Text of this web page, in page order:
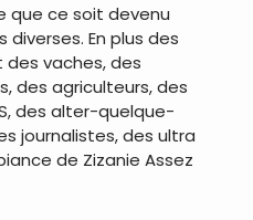
que ce soit devenu
diverses. En plus des
vaches, des
des agriculteurs, des
des alter-quelque-
journalistes, des ultra
de Zizanie Assez